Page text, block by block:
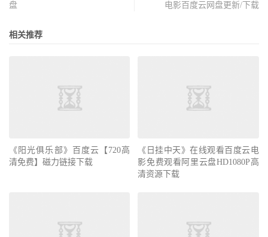
盘
电影百度云网盘更新/下载
相关推荐
《阳光俱乐部》百度云【720高
清免费】磁力链接下载
《日挂中天》在线观看百度云电
影免费观看阿里云盘HD1080P高
清资源下载